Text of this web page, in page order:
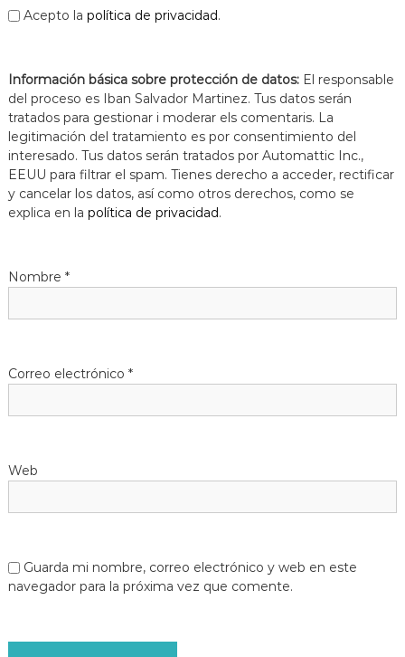
Acepto la política de privacidad.
Información básica sobre protección de datos: El responsable
del proceso es Iban Salvador Martinez. Tus datos serán
tratados para gestionar i moderar els comentaris. La
legitimación del tratamiento es por consentimiento del
interesado. Tus datos serán tratados por Automattic Inc.,
EEUU para filtrar el spam. Tienes derecho a acceder, rectificar
y cancelar los datos, así como otros derechos, como se
explica en la política de privacidad.
Nombre *
Correo electrónico *
Web
Guarda mi nombre, correo electrónico y web en este
navegador para la próxima vez que comente.